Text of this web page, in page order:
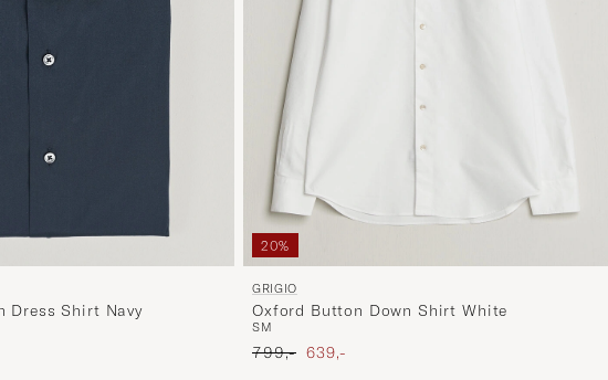
Dress Shirt Navy
20%
GRIGIO
Oxford Button Down Shirt White
SM
Ordinary pris
799,- Nedsat pris
639,-